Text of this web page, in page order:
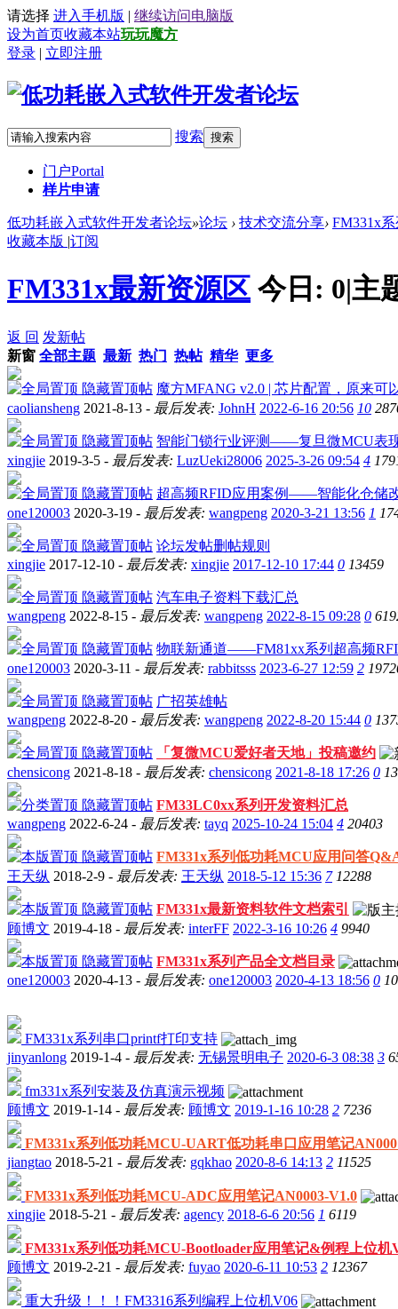
请选择 进入手机版 | 继续访问电脑版
设为首页收藏本站玩玩魔方
登录 | 立即注册
搜索 搜索
门户Portal
样片申请
低功耗嵌入式软件开发者论坛»论坛 › 技术交流分享› FM331x
收藏本版 |订阅
FM331x最新资源区 今日: 0|主
返 回 发新帖
新窗 全部主题 最新 热门 热帖 精华 更多
隐藏置顶帖 魔方MFANG v2.0 | 芯片配置，原来可
caoliansheng 2021-8-13 - 最后发表: JohnH 2022-6-16 20:56 10
隐藏置顶帖 智能门锁行业评测——复旦微MCU表
xingjie 2019-3-5 - 最后发表: LuzUeki28006 2025-3-26 09:54 4
隐藏置顶帖 超高频RFID应用案例——智能化仓储
one120003 2020-3-19 - 最后发表: wangpeng 2020-3-21 13:56 1
隐藏置顶帖 论坛发帖删帖规则
xingjie 2017-12-10 - 最后发表: xingjie 2017-12-10 17:44 0 13459
隐藏置顶帖 汽车电子资料下载汇总
wangpeng 2022-8-15 - 最后发表: wangpeng 2022-8-15 09:28 0
隐藏置顶帖 物联新通道——FM81xx系列超高频
one120003 2020-3-11 - 最后发表: rabbitsss 2023-6-27 12:59 2
隐藏置顶帖 广招英雄帖
wangpeng 2022-8-20 - 最后发表: wangpeng 2022-8-20 15:44 0
隐藏置顶帖
「复微MCU爱好者天地」投稿邀约
chensicong 2021-8-18 - 最后发表: chensicong 2021-8-18 17:26 0
隐藏置顶帖 FM33LC0xx系列开发资料汇总
wangpeng 2022-6-24 - 最后发表: tayq 2025-10-24 15:04 4 20403
隐藏置顶帖 FM331x系列低功耗MCU应用问答
王天纵 2018-2-9 - 最后发表: 王天纵 2018-5-12 15:36 7 12288
隐藏置顶帖 FM331x最新资料软件文档索引
顾博文 2019-4-18 - 最后发表: interFF 2022-3-16 10:26 4 9940
隐藏置顶帖 FM331x系列产品全文档目录
one120003 2020-4-13 - 最后发表: one120003 2020-4-13 18:56 0
FM331x系列串口printf打印支持
jinyanlong 2019-1-4 - 最后发表: 无锡景明电子 2020-6-3 08:38 3
fm331x系列安装及仿真演示视频
顾博文 2019-1-14 - 最后发表: 顾博文 2019-1-16 10:28 2 7236
FM331x系列低功耗MCU-UART低功耗串口应用笔记
jiangtao 2018-5-21 - 最后发表: gqkhao 2020-8-6 14:13 2 11525
FM331x系列低功耗MCU-ADC应用笔记AN0003-V1.0
xingjie 2018-5-21 - 最后发表: agency 2018-6-6 20:56 1 6119
FM331x系列低功耗MCU-Bootloader应用笔记&例程上位机
顾博文 2019-2-21 - 最后发表: fuyao 2020-6-11 10:53 2 12367
重大升级！！！FM3316系列编程上位机V06